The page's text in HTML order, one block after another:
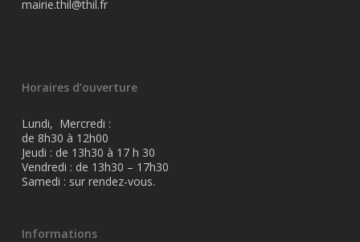
mairie.thil@thil.fr
Horaires d’ouverture
Lundi, Mercredi :
de 8h30 à 12h00
Jeudi : de 13h30 à 17 h 30
Vendredi : de 13h30 – 17h30
Samedi : sur rendez-vous.
Informations